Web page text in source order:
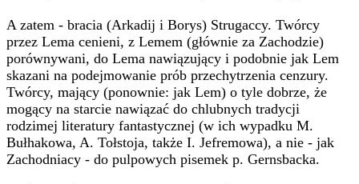
A zatem - bracia (Arkadij i Borys) Strugaccy. Twórcy
przez Lema cenieni, z Lemem (głównie za Zachodzie)
porównywani, do Lema nawiązujący i podobnie jak Lem
skazani na podejmowanie prób przechytrzenia cenzury.
Twórcy, mający (ponownie: jak Lem) o tyle dobrze, że
mogący na starcie nawiązać do chlubnych tradycji
rodzimej literatury fantastycznej (w ich wypadku M.
Bułhakowa, A. Tołstoja, także I. Jefremowa), a nie - jak
Zachodniacy - do pulpowych pisemek p. Gernsbacka.